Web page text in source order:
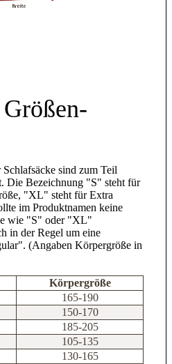
sind zum Teil
Die Bezeichnung "S" steht für
"XL" steht für Extra
im Produktnamen keine
wie "S" oder "XL"
in der Regel um eine
(Angaben Körpergröße in
Körpergröße
165-190
150-170
185-205
105-135
130-165